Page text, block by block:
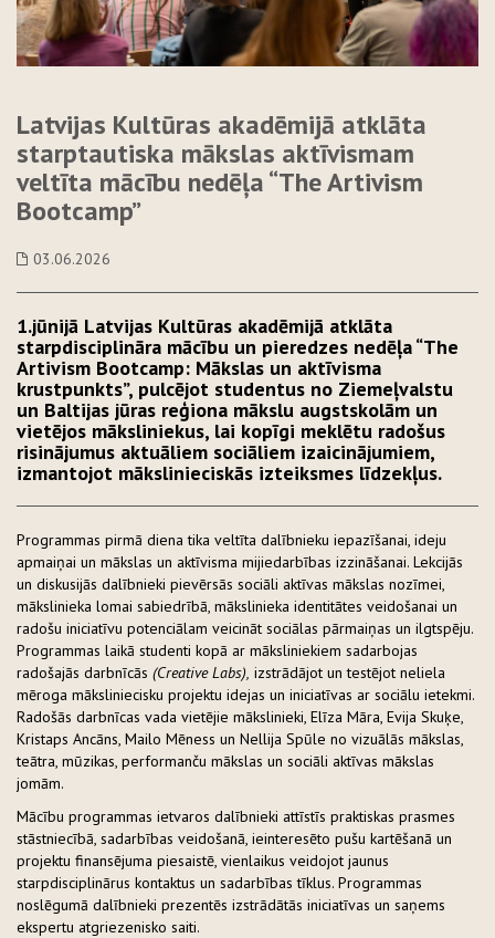
Latvijas Kultūras akadēmijā atklāta
starptautiska mākslas aktīvismam
veltīta mācību nedēļa “The Artivism
Bootcamp”
03.06.2026
1.jūnijā Latvijas Kultūras akadēmijā atklāta
starpdisciplināra mācību un pieredzes nedēļa “The
Artivism Bootcamp: Mākslas un aktīvisma
krustpunkts”, pulcējot studentus no Ziemeļvalstu
un Baltijas jūras reģiona mākslu augstskolām un
vietējos māksliniekus, lai kopīgi meklētu radošus
risinājumus aktuāliem sociāliem izaicinājumiem,
izmantojot mākslinieciskās izteiksmes līdzekļus.
Programmas pirmā diena tika veltīta dalībnieku iepazīšanai, ideju
apmaiņai un mākslas un aktīvisma mijiedarbības izzināšanai. Lekcijās
un diskusijās dalībnieki pievērsās sociāli aktīvas mākslas nozīmei,
mākslinieka lomai sabiedrībā, mākslinieka identitātes veidošanai un
radošu iniciatīvu potenciālam veicināt sociālas pārmaiņas un ilgtspēju.
Programmas laikā studenti kopā ar māksliniekiem sadarbojas
radošajās darbnīcās (Creative Labs), izstrādājot un testējot neliela
mēroga māksliniecisku projektu idejas un iniciatīvas ar sociālu ietekmi.
Radošās darbnīcas vada vietējie mākslinieki, Elīza Māra, Evija Skuķe,
Kristaps Ancāns, Mailo Mēness un Nellija Spūle no vizuālās mākslas,
teātra, mūzikas, performanču mākslas un sociāli aktīvas mākslas
jomām.
Mācību programmas ietvaros dalībnieki attīstīs praktiskas prasmes
stāstniecībā, sadarbības veidošanā, ieinteresēto pušu kartēšanā un
projektu finansējuma piesaistē, vienlaikus veidojot jaunus
starpdisciplinārus kontaktus un sadarbības tīklus. Programmas
noslēgumā dalībnieki prezentēs izstrādātās iniciatīvas un saņems
ekspertu atgriezenisko saiti.